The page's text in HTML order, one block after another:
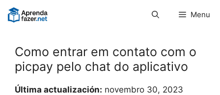
Pular
para
Menu
Como entrar em contato com o
picpay pelo chat do aplicativo
Última actualización: novembro 30, 2023